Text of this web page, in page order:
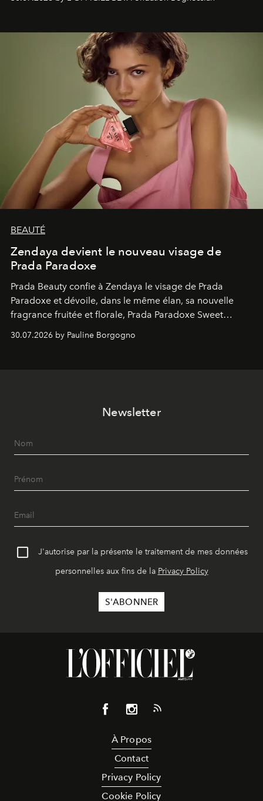
émotionnel où chaque œuvre devient le souvenir
émerveillement.
BEAUTÉ
Zendaya devient le nouveau visage de
Prada Paradoxe
Prada Beauty confie à Zendaya le visage de Prada
Paradoxe et dévoile, dans le même élan, sa nouvelle
fragrance fruitée et florale, Prada Paradoxe Sweet
Chemistry Eau de Parfum.
30.07.2026 by Pauline Borgogno
Newsletter
J'autorise par la présente le traitement de mes données
personnelles aux fins de la Privacy Policy
À Propos
Contact
Privacy Policy
Cookie Policy